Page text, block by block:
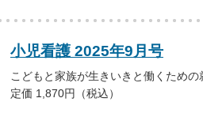
小児看護 2025年9月号
こどもと家族が生きいきと働くための
定価 1,870円（税込）